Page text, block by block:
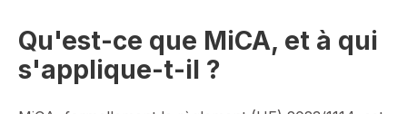
Qu'est-ce que MiCA, et à qui
s'applique-t-il ?